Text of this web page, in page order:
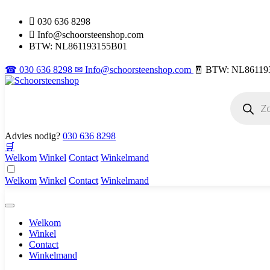
030 636 8298
Info@schoorsteenshop.com
BTW: NL861193155B01
☎ 030 636 8298 ✉ Info@schoorsteenshop.com 🧾 BTW:
zoeken
Advies nodig? 030 636 8298
🛒
Welkom Winkel Contact Winkelmand
Welkom Winkel Contact Winkelmand
Welkom
Winkel
Contact
Winkelmand